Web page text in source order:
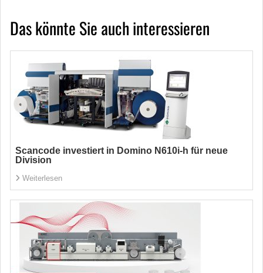
Das könnte Sie auch interessieren
Scancode investiert in Domino N610i-h für neue
Division
Weiterlesen